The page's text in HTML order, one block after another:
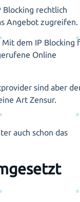
Blocking rechtlich
Angebot zugreifen.
dem IP Blocking
Online
sind aber
Art Zensur.
auch schon das